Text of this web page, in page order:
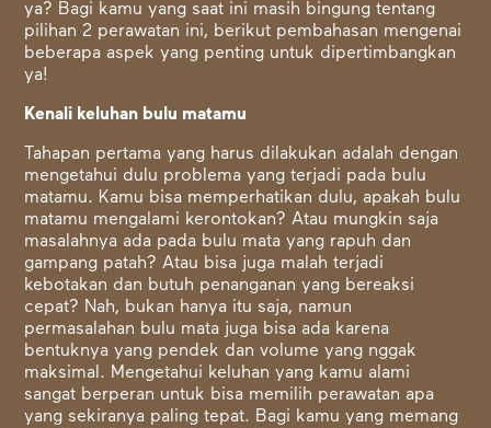
ya? Bagi kamu yang saat ini masih bingung tentang
pilihan 2 perawatan ini, berikut pembahasan mengenai
beberapa aspek yang penting untuk dipertimbangkan
ya!
Kenali keluhan bulu matamu
Tahapan pertama yang harus dilakukan adalah dengan
mengetahui dulu problema yang terjadi pada bulu
matamu. Kamu bisa memperhatikan dulu, apakah bulu
matamu mengalami kerontokan? Atau mungkin saja
masalahnya ada pada bulu mata yang rapuh dan
gampang patah? Atau bisa juga malah terjadi
kebotakan dan butuh penanganan yang bereaksi
cepat? Nah, bukan hanya itu saja, namun
permasalahan bulu mata juga bisa ada karena
bentuknya yang pendek dan volume yang nggak
maksimal. Mengetahui keluhan yang kamu alami
sangat berperan untuk bisa memilih perawatan apa
yang sekiranya paling tepat. Bagi kamu yang memang